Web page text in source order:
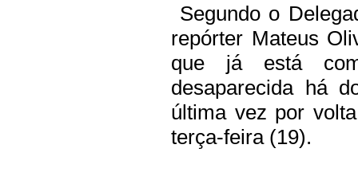
Segundo o
repórter Mateus
que já está
desaparecida há
última vez por
terça-feira (19).